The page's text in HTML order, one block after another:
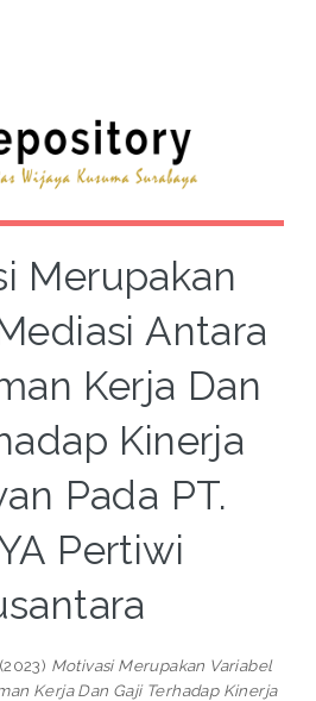
Merupakan
Antara
Kerja Dan
Kinerja
Pada PT.
Pertiwi
(2023) Motivasi Merupakan Variabel
Kerja Dan Gaji Terhadap Kinerja